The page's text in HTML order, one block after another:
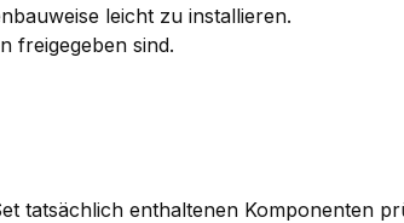
leicht zu installieren.
freigegeben sind.
tatsächlich enthaltenen Komponenten